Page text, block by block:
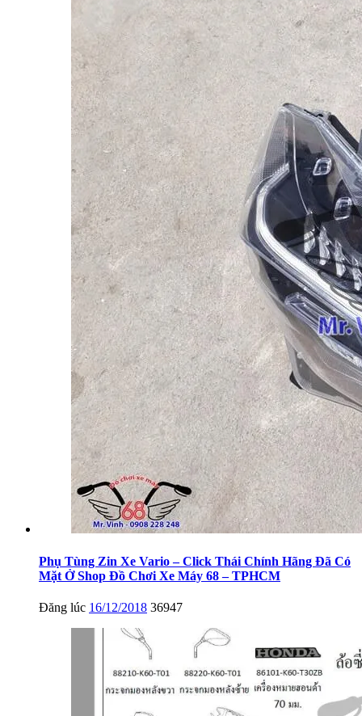
Phụ Tùng Zin Xe Vario – Click Thái Chính Hãng Đã Có
Mặt Ở Shop Đồ Chơi Xe Máy 68 – TPHCM
Đăng lúc 16/12/2018 36947